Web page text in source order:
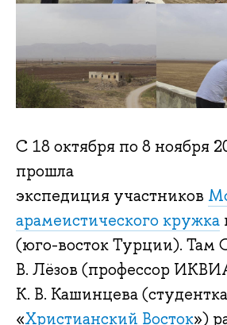
С 18 октября по 8 ноября
прошла
экспедиция участников
арамеистического кружка
(юго-восток Турции). Там
В. Лёзов (профессор
К. В. Кашинцева
«Христианский Восток»)